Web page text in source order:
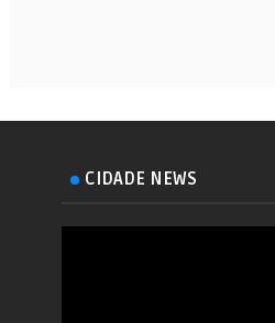
CIDADE NEWS